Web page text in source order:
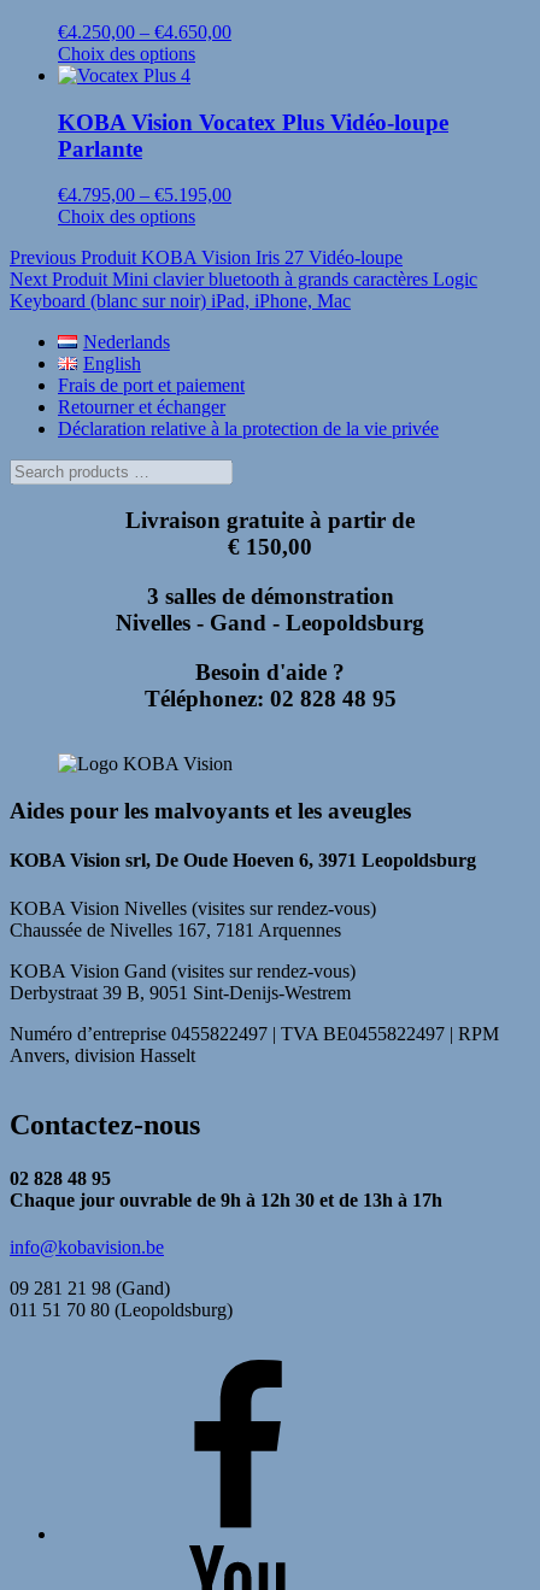
€4.250,00 – €4.650,00Price
€4.650,00
Choix des optionsThis
multiple
variants.
may
be
chosen
on
the
product
KOBA Vision Vocatex Plus Vidéo-loupe
Parlante
€4.795,00 – €5.195,00Price
through
€5.195,00
Choix des optionsThis
has
multiple
variants.
be
chosen
on
Navigation
de
l’article
Previous Produit KOBA Vision Iris 27 Vidéo-loupe
Next Produit Mini clavier bluetooth à grands caractères Logic
Keyboard (blanc sur noir) iPad, iPhone, Mac
Nederlands
English
Frais de port et paiement
Retourner et échanger
Déclaration relative à la protection de la vie privée
Search
products
Livraison gratuite à partir de
€ 150,00
3 salles de démonstration
Nivelles - Gand - Leopoldsburg
Besoin d'aide ?
Téléphonez: 02 828 48 95
Aides pour les malvoyants et les aveugles
KOBA Vision srl, De Oude Hoeven 6, 3971 Leopoldsburg
KOBA Vision Nivelles (visites sur rendez-vous)
Chaussée de Nivelles 167, 7181 Arquennes
KOBA Vision Gand (visites sur rendez-vous)
Derbystraat 39 B, 9051 Sint-Denijs-Westrem
Numéro d’entreprise 0455822497 | TVA BE0455822497 | RPM
Anvers, division Hasselt
Contactez-nous
02 828 48 95
Chaque jour ouvrable de 9h à 12h 30 et de 13h à 17h
info@kobavision.be
09 281 21 98 (Gand)
011 51 70 80 (Leopoldsburg)